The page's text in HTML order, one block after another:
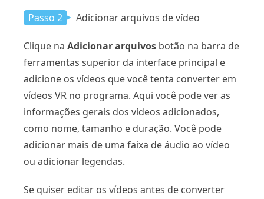
Passo 2 Adicionar arquivos de vídeo
Clique na Adicionar arquivos botão na barra de
ferramentas superior da interface principal e
adicione os vídeos que você tenta converter em
vídeos VR no programa. Aqui você pode ver as
informações gerais dos vídeos adicionados,
como nome, tamanho e duração. Você pode
adicionar mais de uma faixa de áudio ao vídeo
ou adicionar legendas.
Se quiser editar os vídeos antes de converter